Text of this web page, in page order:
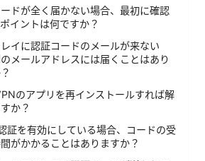
ドが全く届かない場合、最初に確認
イントは何ですか？
イに認証コードのメールが来ない
メールアドレスには届くことはあり
のアプリを再インストールすれば解
か？
証を有効にしている場合、コードの受
がかかることはありますか？